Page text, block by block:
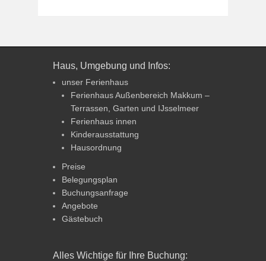
Haus, Umgebung und Infos:
unser Ferienhaus
Ferienhaus Außenbereich Makkum –
Terrassen, Garten und IJsselmeer
Ferienhaus innen
Kinderausstattung
Hausordnung
Preise
Belegungsplan
Buchungsanfrage
Angebote
Gästebuch
Alles Wichtige für Ihre Buchung: